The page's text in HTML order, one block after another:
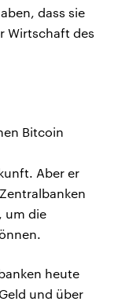
dass sie
Wirtschaft des
Bitcoin
Aber er
um die
heute
und über